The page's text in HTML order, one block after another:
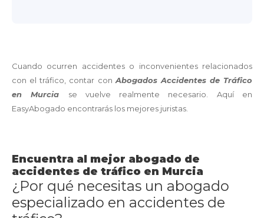
Cuando ocurren accidentes o inconvenientes relacionados
con el tráfico, contar con Abogados Accidentes de Tráfico
en Murcia se vuelve realmente necesario. Aquí en
EasyAbogado encontrarás los mejores juristas.
Encuentra al mejor abogado de
accidentes de tráfico en Murcia
¿Por qué necesitas un abogado
especializado en accidentes de